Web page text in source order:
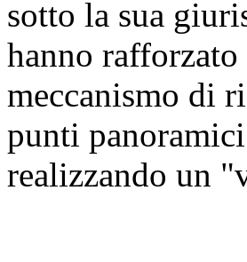
sotto la sua
hanno
meccanismo di
punti
realizzando un